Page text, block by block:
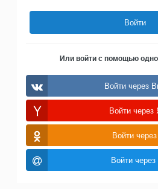
Войти
Или войти с помощью
Войти через
Войти через
Войти
Войти